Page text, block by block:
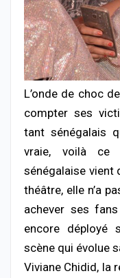
L’onde de choc
compter ses
tant sénégalais
vraie, voilà ce
sénégalaise vient
théâtre, elle n’a
achever ses
encore déployé
scène qui évolue
Viviane Chidid, la